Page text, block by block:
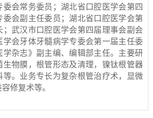
委会常务委员；湖北省口腔医学会第四
委会副主任委员；湖北省口腔医学会第
；武汉市口腔医学会第四届理事会副会
学会牙体牙髓病学专委会第一届主任委
学杂志》副主编、编辑部主任。主要研
生物膜，根管形态及清理，镍钛根管器
等。业务专长为复杂根管治疗术，显微
修复术等。